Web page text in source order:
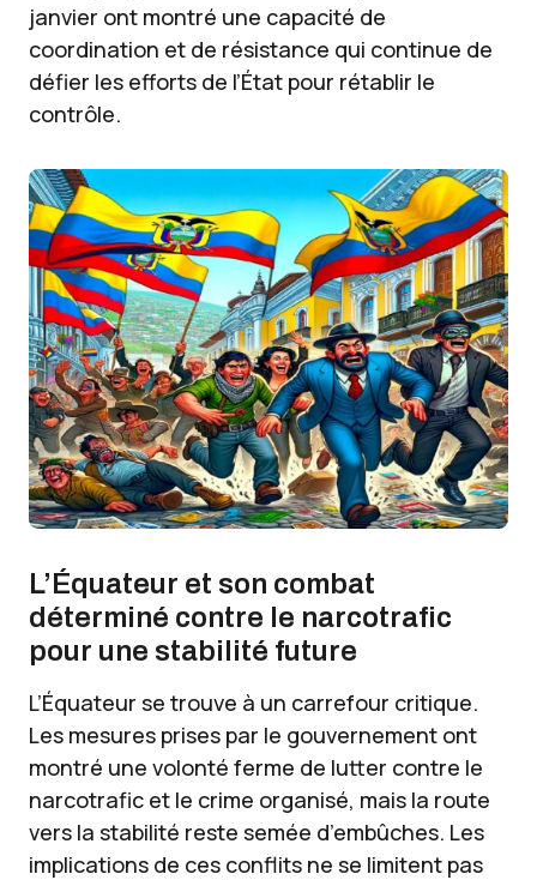
janvier ont montré une capacité de
coordination et de résistance qui continue de
défier les efforts de l’État pour rétablir le
contrôle.
L’Équateur et son combat
déterminé contre le narcotrafic
pour une stabilité future
L’Équateur se trouve à un carrefour critique.
Les mesures prises par le gouvernement ont
montré une volonté ferme de lutter contre le
narcotrafic et le crime organisé, mais la route
vers la stabilité reste semée d’embûches. Les
implications de ces conflits ne se limitent pas